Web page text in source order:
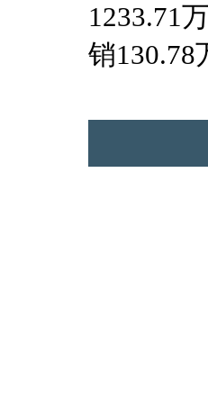
1233.71
销130.78